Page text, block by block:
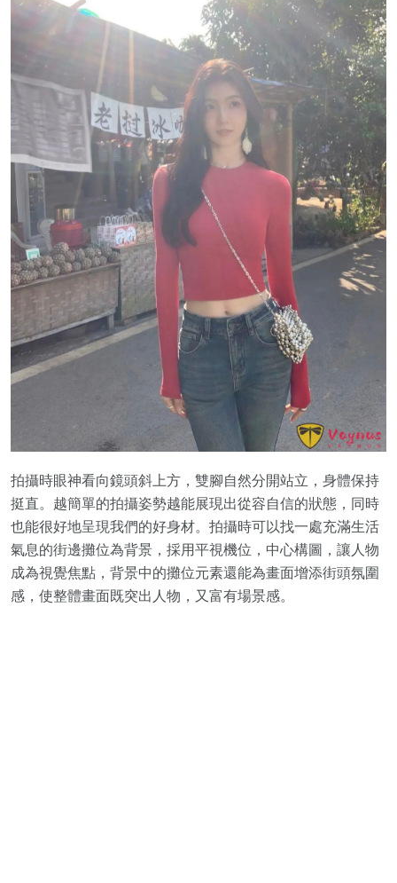
拍攝時眼神看向鏡頭斜上方，雙腳自然分開站立，身體保持
挺直。越簡單的拍攝姿勢越能展現出從容自信的狀態，同時
也能很好地呈現我們的好身材。拍攝時可以找一處充滿生活
氣息的街邊攤位為背景，採用平視機位，中心構圖，讓人物
成為視覺焦點，背景中的攤位元素還能為畫面增添街頭氛圍
感，使整體畫面既突出人物，又富有場景感。